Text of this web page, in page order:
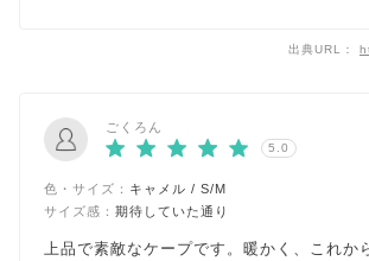
出典URL：
ごくろん
5.0
色・サイズ： キャメル / S/M
サイズ感： 期待していた通り
上品で素敵なケープです。暖かく、これか